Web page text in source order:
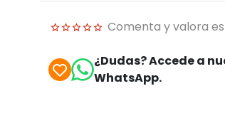
Comenta y valora
¿Dudas? Accede a
WhatsApp.